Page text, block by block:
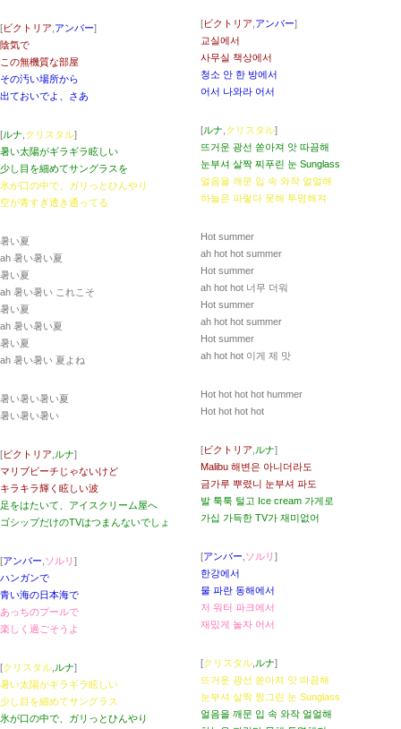
[ビクトリア アンバー]
陰気で
この無機質な部屋
その汚い場所から
出ておいでよ、さあ
[ルナ クリスタル]
暑い太陽がギラギラ眩しい
少し目を細めてサングラスを
氷が口の中で、ガリっとひんやり
空が青すぎ透き通ってる
暑い夏
ah 暑い暑い夏
暑い夏
ah 暑い暑い これこそ
暑い夏
ah 暑い暑い夏
暑い夏
ah 暑い暑い 夏よね
暑い暑い暑い夏
暑い暑い暑い
[ビクトリア ルナ]
マリブビーチじゃないけど
キラキラ輝く眩しい波
足をはたいて、アイスクリーム屋へ
ゴシップだけのTVはつまんないでしょ
[アンバー ソルリ ]
ハンガンで
青い海の日本海で
あっちのプールで
楽しく過ごそうよ
[クリスタル ルナ]
暑い太陽がギラギラ眩しい
少し目を細めてサングラス
氷が口の中で、ガリっとひんやり
[ビクトリア アンバー]
교실에서
사무실 책상에서
청소 안 한 방에서
어서 나와라 어서
[ルナ クリスタル]
뜨거운 광선 쏟아져 앗 따끔해
눈부셔 살짝 찌푸린 눈 Sunglass
얼음을 깨문 입 속 와작 얼얼해
하늘은 파랗다 못해 투명해져
Hot summer
ah hot hot summer
Hot summer
ah hot hot 너무 더워
Hot summer
ah hot hot summer
Hot summer
ah hot hot 이게 제 맛
Hot hot hot hot hummer
Hot hot hot hot
[ビクトリア ルナ]
Malibu 해변은 아니더라도
금가루 뿌렸니 눈부셔 파도
발 툭툭 털고 Ice cream 가게로
가십 가득한 TV가 재미없어
[アンバー ソルリ ]
한강에서
물 파란 동해에서
저 워터 파크에서
재밌게 놀자 어서
[クリスタル ルナ]
뜨거운 광선 쏟아져 앗 따끔해
눈부셔 살짝 찡그린 눈 Sunglass
얼음을 깨문 입 속 와작 얼얼해